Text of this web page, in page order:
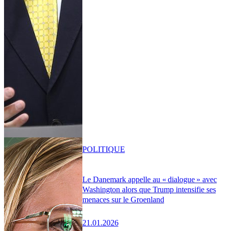
Le Danemark appelle au « dialogue » avec
Washington alors que Trump intensifie ses
menaces sur le Groenland
21.01.2026
POLITIQUE